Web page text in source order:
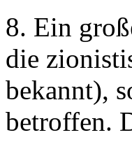
8. Ein
die
bekannt),
betroffen.